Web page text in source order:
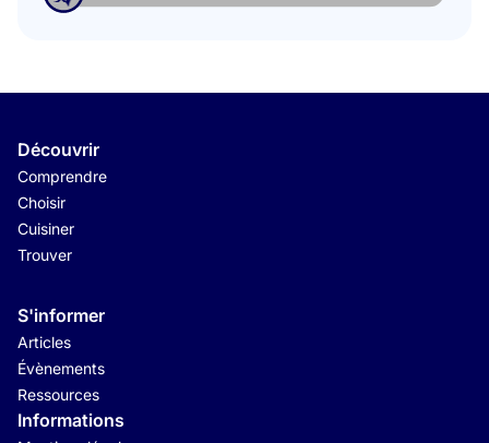
Découvrir
Comprendre
Choisir
Cuisiner
Trouver
S'informer
Articles
Évènements
Ressources
Informations